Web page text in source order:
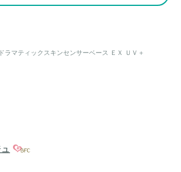
ドラマティックスキンセンサーベース ＥＸ ＵＶ＋